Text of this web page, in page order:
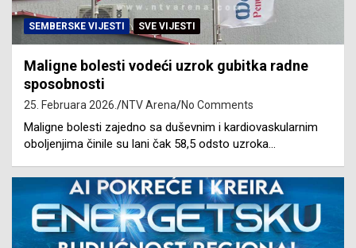
SEMBERSKE VIJESTI SVE VIJESTI
Maligne bolesti vodeći uzrok gubitka radne
sposobnosti
25. Februara 2026. NTV Arena No Comments
Maligne bolesti zajedno sa duševnim i kardiovaskularnim
oboljenjima činile su lani čak 58,5 odsto uzroka…